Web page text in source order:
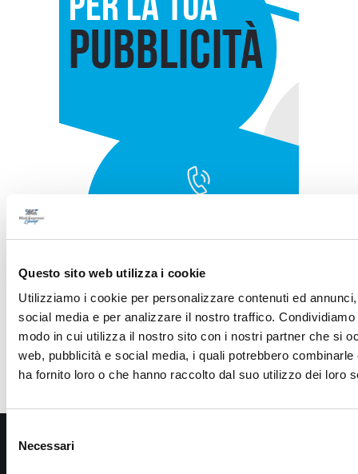
Questo sito web utilizza i cookie
Utilizziamo i cookie per personalizzare contenuti ed
social media e per analizzare il nostro traffico.
modo in cui utilizza il nostro sito con i nostri partner che si
web, pubblicità e social media, i quali potrebbero
ha fornito loro o che hanno raccolto dal suo utilizzo dei loro
delNecessari